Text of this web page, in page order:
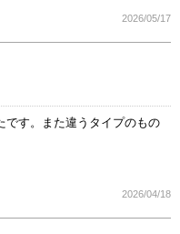
2026/05/17
です。また違うタイプのもの
2026/04/18